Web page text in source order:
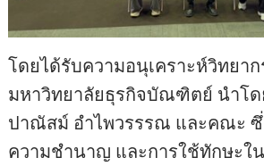
โดยได้รับความอนุเคราะห์วิทยาก
มหาวิทยาลัยธุรกิจบัณฑิตย์ นำโด
ปาณัสม์ อำไพวรรรณ และคณะ ซึ่
ความชำนาญ และการใช้ทักษะใ